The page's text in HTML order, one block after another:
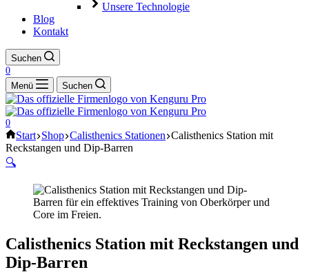
Unsere Technologie
Blog
Kontakt
Suchen
0
Menü
Suchen
0
Start Shop Calisthenics Stationen Calisthenics Station mit
Reckstangen und Dip-Barren
🔍
Calisthenics Station mit Reckstangen und
Dip-Barren